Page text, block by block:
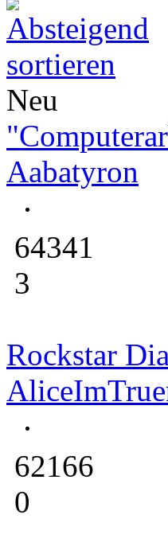
Neu
Aabatyron
64341
3
Rockstar
62166
0